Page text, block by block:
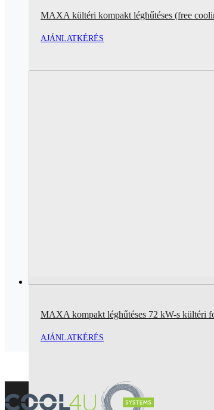
MAXA kültéri kompakt léghűtéses (free
AJÁNLATKÉRÉS
MAXA kompakt léghűtéses 72 kW-s kültéri
AJÁNLATKÉRÉS